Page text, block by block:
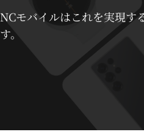
NCモバイルはこれを実現す
す。